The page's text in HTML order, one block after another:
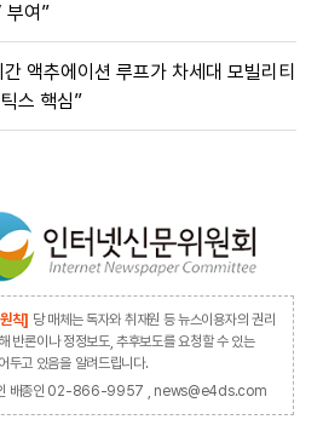
부여”
간 액추에이션 루프가 차세대 모빌리티
틱스 핵심”
칙] 당 매체는 독자와 취재원 등 뉴스이용자의 권리
반론이나 정정보도, 추후보도를 요청할 수 있는
두고 있음을 알려드립니다.
인 배종인 02-866-9957 , news@e4ds.com